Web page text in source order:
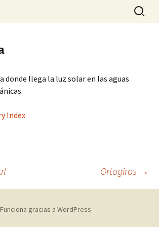
de Chile Buscar:
donde llega la luz solar en las aguas
Index
Ortogiros →
Funciona gracias a WordPress